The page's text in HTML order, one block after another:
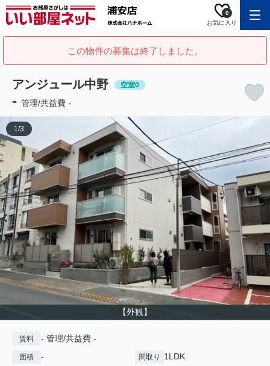
お気に入り
0
この物件の募集は終了しました。
アンジュール中野 空室0
- 管理/共益費 -
【外観】
1/3
賃料 - 管理/共益費 -
面積 - 間取り 1LDK